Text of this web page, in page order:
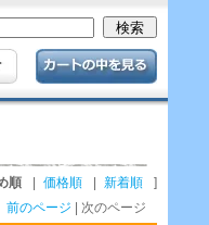
順 価格順 新着順
]
前のページ | 次のページ